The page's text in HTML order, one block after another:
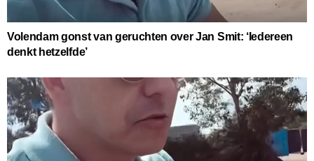
Volendam gonst van geruchten over Jan Smit: ‘Iedereen
denkt hetzelfde’